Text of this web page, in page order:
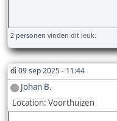
2 personen vinden dit leuk.
di 09 sep 2025 - 11:44
Johan B.
Location: Voorthuizen